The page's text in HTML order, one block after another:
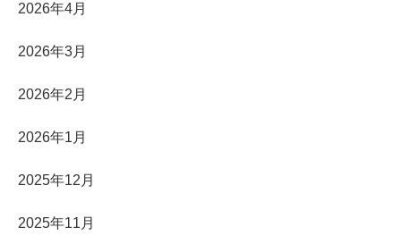
2026年4月
2026年3月
2026年2月
2026年1月
2025年12月
2025年11月